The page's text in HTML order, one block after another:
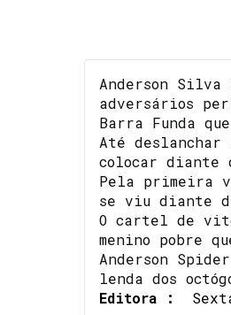
Anderson
adversários
Barra Funda
Até
colocar diante
Pela primeira
se viu diante
O cartel de
menino pobre
Anderson
lenda dos
Editora :